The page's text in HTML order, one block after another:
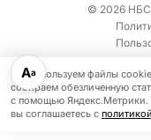
© 2026 НБС
Информация на сайте не
Мы используем файлы
собираем обезличенную
с помощью
вы соглашаетесь с
Аа